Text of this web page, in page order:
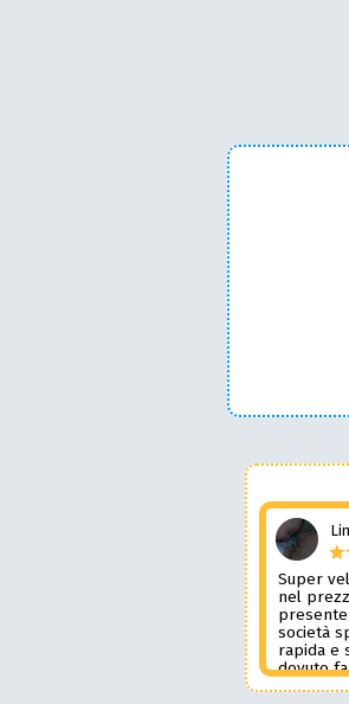
Super
nel
società
rapida e
dovuto
prodotto